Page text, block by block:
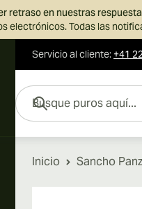
retraso en nuestras
electrónicos. Todas las
Servicio al cliente:+41
Busque puros aquí...
Inicio Sancho